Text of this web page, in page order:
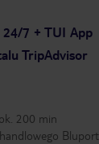
7 + TUI App
TripAdvisor
200 min
Bluport